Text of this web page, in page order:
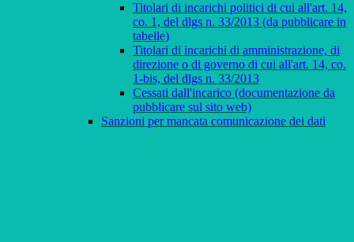
Titolari di incarichi politici di cui all'art. 14,
co. 1, del dlgs n. 33/2013 (da pubblicare in
tabelle)
Titolari di incarichi di amministrazione, di
direzione o di governo di cui all'art. 14, co.
1-bis, del dlgs n. 33/2013
Cessati dall'incarico (documentazione da
pubblicare sul sito web)
Sanzioni per mancata comunicazione dei dati